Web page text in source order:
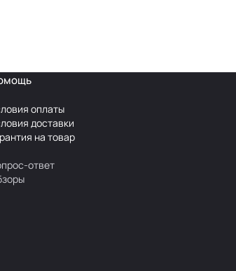
оплаты
доставки
на товар
ответ